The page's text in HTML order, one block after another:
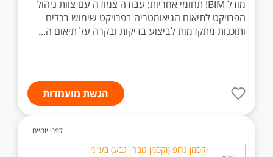
מודל BIM! תחומי אחריות: עבודה צמודה עם צוות ניהול
הפרויקט לתיאום הגיאומטריה בפרויקט שימוש בכלים
ותוכנות מתקדמות לביצוע בדיקות ובקרה על תיאום ה...
הגשת מועמדות
לפני יומיים
וקסמן גרופ (וקסמן גוברין גבע) בע"מ